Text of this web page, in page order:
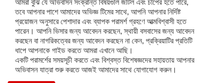
আমরা বুঝি যে অভিবাসন সংক্রান্ত বিষয়গুলি জটিল এবং চাপের হতে পারে,
তবে আপনার পাশে আমাদের অভিজ্ঞ টিমের সাথে, আপনি আপনার নির্দিষ্ট
প্রয়োজন অনুসারে পেশাদার এবং ব্যাপক পরামর্শ গ্রহণে আত্মবিশ্বাসী হতে
পারেন। আপনি ভিসার জন্য আবেদন করছেন, স্থায়ী বসবাসের জন্য আবেদন
করছেন বা নাগরিকত্বের জন্য আবেদন করছেন না কেন, প্রক্রিয়াটির প্রতিটি
ধাপে আপনাকে গাইড করতে আমরা এখানে আছি।
একটি পরামর্শের সময়সূচী করতে এবং বিশ্বস্ত বিশেষজ্ঞদের সহায়তায় আপনার
অভিবাসন যাত্রা শুরু করতে আজই আমাদের সাথে যোগাযোগ করুন।